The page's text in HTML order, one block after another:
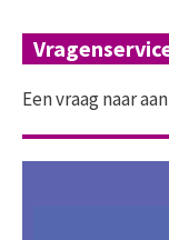
Een vraag naar